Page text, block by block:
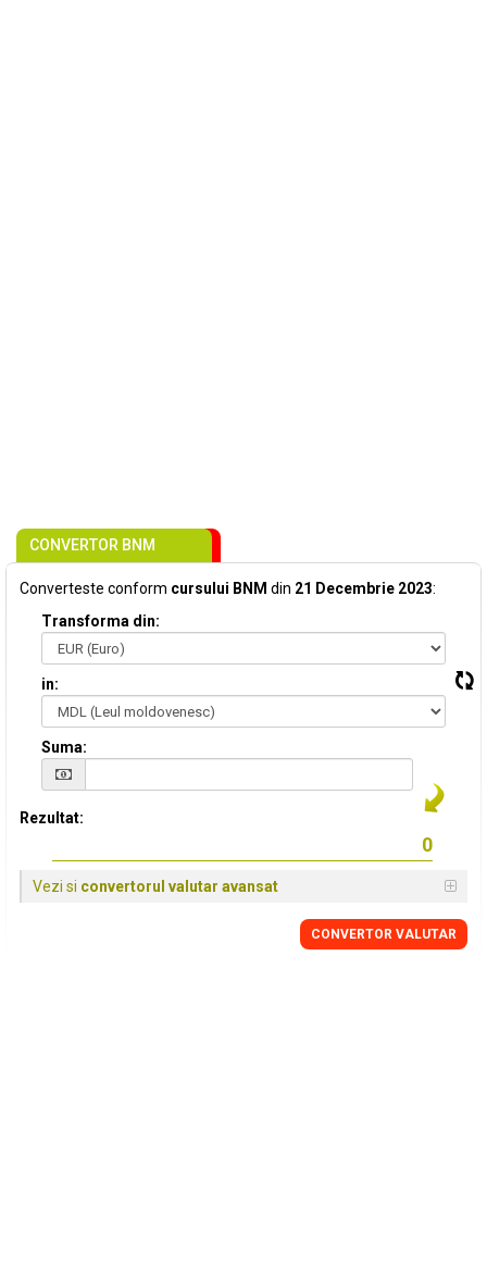
CONVERTOR BNM
Converteste conform cursului BNM din 21 Decembrie 2023:
Transforma din:
in:
Suma:
Rezultat:
Vezi si convertorul valutar avansat
CONVERTOR VALUTAR